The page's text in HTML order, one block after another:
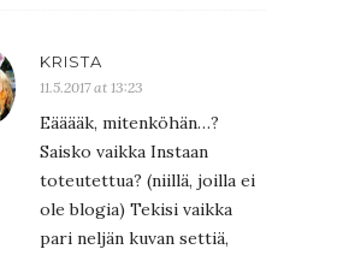
KRISTA
11.5.2017 at 13:23
Eääääk, mitenköhän…?
Saisko vaikka Instaan
toteutettua? (niillä, joilla ei
ole blogia) Tekisi vaikka
pari neljän kuvan settiä,